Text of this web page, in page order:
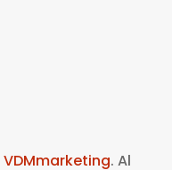
VDMmarketing. Al